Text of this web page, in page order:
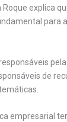
Roque explica
para
de
empresarial